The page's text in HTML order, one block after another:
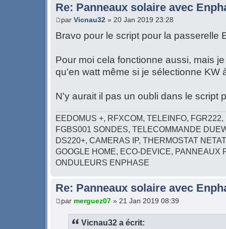
Re: Panneaux solaire avec
par Vicnau32 » 20 Jan 2019 23:28
Bravo pour le script pour la passerelle
Pour moi cela fonctionne aussi, mais
qu'en watt même si je sélectionne KW
N'y aurait il pas un oubli dans le script
EEDOMUS +, RFXCOM, TELEINFO,
FGBS001 SONDES, TELECOMMANDE
DS220+, CAMERAS IP, THERMOSTAT
GOOGLE HOME, ECO-DEVICE, PANNEAUX
ONDULEURS ENPHASE
Re: Panneaux solaire avec
par merguez07 » 21 Jan 2019 08:39
Vicnau32 a écrit: